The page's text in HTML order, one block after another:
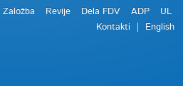
Založba Revije Dela FDV ADP
UL
Kontakti
English